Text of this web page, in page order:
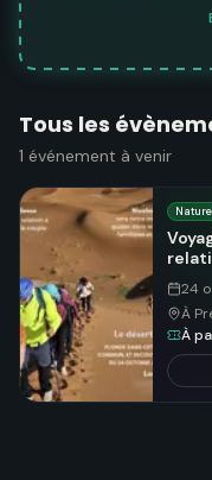
Tous les
1 événement à venir
Nature
sacré
24
À
À